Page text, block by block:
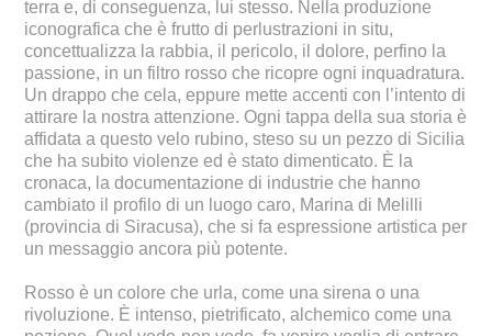
terra e, di conseguenza, lui stesso. Nella produzione
iconografica che è frutto di perlustrazioni in situ,
concettualizza la rabbia, il pericolo, il dolore, perfino la
passione, in un filtro rosso che ricopre ogni inquadratura.
Un drappo che cela, eppure mette accenti con l’intento di
attirare la nostra attenzione. Ogni tappa della sua storia è
affidata a questo velo rubino, steso su un pezzo di Sicilia
che ha subito violenze ed è stato dimenticato. È la
cronaca, la documentazione di industrie che hanno
cambiato il profilo di un luogo caro, Marina di Melilli
(provincia di Siracusa), che si fa espressione artistica per
un messaggio ancora più potente.
Rosso è un colore che urla, come una sirena o una
rivoluzione. È intenso, pietrificato, alchemico come una